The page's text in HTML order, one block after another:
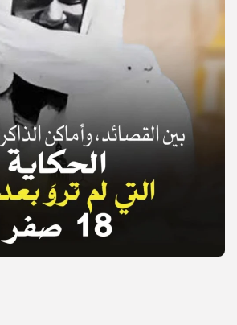
© Copyright 2025, APS